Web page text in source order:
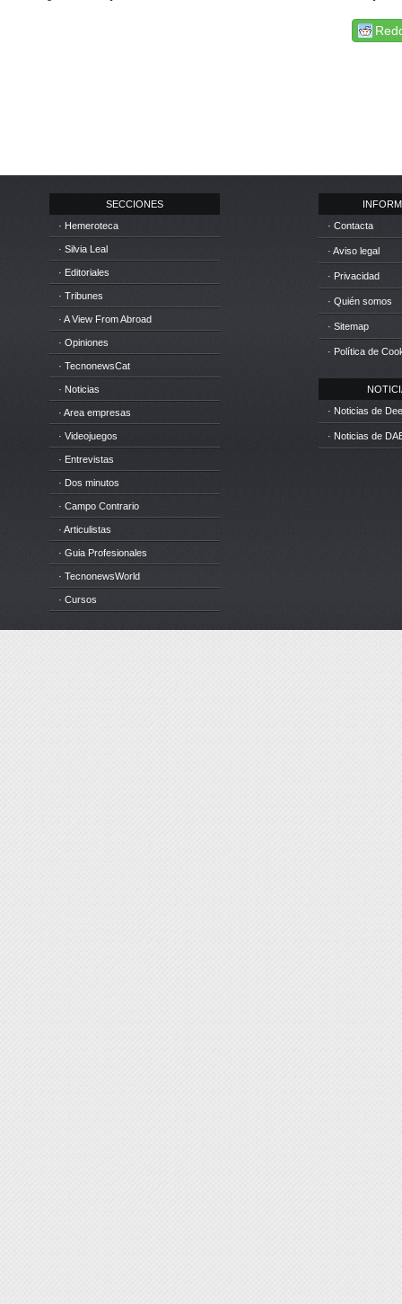
SECCIONES
· Hemeroteca
· Silvia Leal
· Editoriales
· Tribunes
· A View From Abroad
· Opiniones
· TecnonewsCat
· Noticias
· Area empresas
· Videojuegos
· Entrevistas
· Dos minutos
· Campo Contrario
· Articulistas
· Guia Profesionales
· TecnonewsWorld
· Cursos
· Contacta
· Aviso legal
· Privacidad
· Quién somos
· Sitemap
· Política de
· Noticias de
· Noticias de